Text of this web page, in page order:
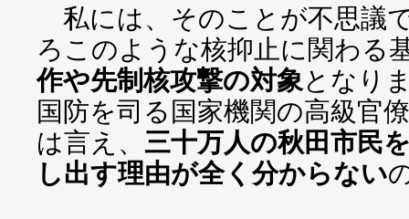
私には、そのことが不思議
ろこのような核抑止に関わる
作や先制核攻撃の対象となり
国防を司る国家機関の高級官
は言え、 三十万人の秋田市民
し出す理由が全く分からない